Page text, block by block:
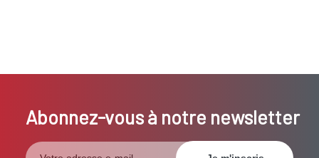
Abonnez-vous à notre newsletter